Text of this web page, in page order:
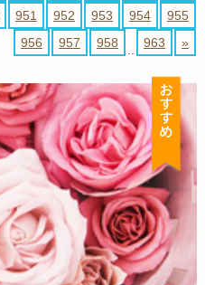
951 952 953 954
955
956
957 958 963 »
お